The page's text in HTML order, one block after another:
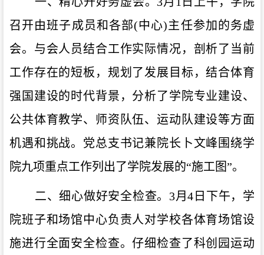
召开由班子成员和各部(中心)主任参加的务虚
会。与会人员结合工作实际情况，剖析了当前
工作存在的短板，规划了发展目标，结合体育
强国建设的时代背景，分析了学院专业建设、
公共体育教学、师资队伍、运动队建设等方面
机遇和挑战。党总支书记兼院长卜文峰围绕学
院九项重点工作列出了学院发展的“施工图”。
二、细心做好安全检查。 3月4日下午，学
院班子和场馆中心负责人对学校各体育场馆设
施进行全面安全检查。仔细检查了科创园运动